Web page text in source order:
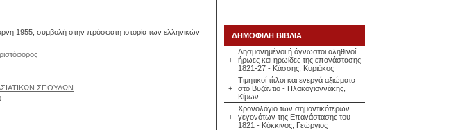
1955, συμβολή στην πρόσφατη ιστορία των ελληνικών
ΣΠΟΥΔΩΝ
ΔΗΜΟΦΙΛΗ ΒΙΒΛΙΑ
+
Λησμονημένοι ή άγνωστοι αληθινοί
ήρωες και ηρωίδες της επανάστασης
1821-27 - Κάσσης, Κυριάκος
+
Τιμητικοί τίτλοι και ενεργά αξιώματα
στο Βυζάντιο - Πλακογιαννάκης,
Κίμων
+
Χρονολόγιο των σημαντικότερων
γεγονότων της Επανάστασης του
1821 - Κόκκινος, Γεώργιος